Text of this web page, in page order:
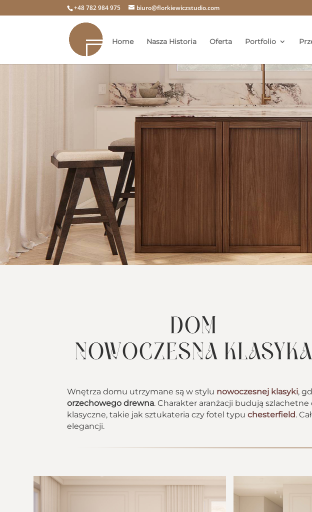
+48 782 984 975 biuro@florkiewiczstudio.com
Home Nasza Historia Oferta Portfolio
DOM
NOWOCZESNA KLASYKA
Wnętrza domu utrzymane są w stylu nowoczesnej klasyki,
orzechowego drewna. Charakter aranżacji budują
klasyczne, takie jak sztukateria czy fotel typuchesterfield.
elegancji.